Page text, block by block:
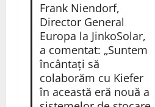
Frank Niendorf,
Director General
Europa la JinkoSolar,
a comentat: „Suntem
încântați să
colaborăm cu Kiefer
în această eră nouă a